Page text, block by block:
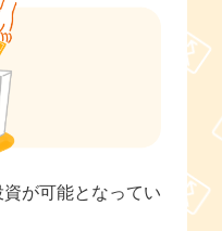
が可能となってい